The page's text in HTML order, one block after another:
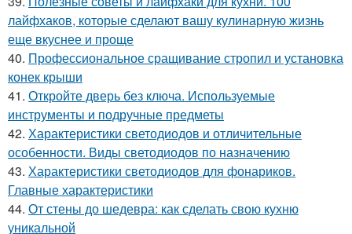
лайфхаков, которые сделают вашу кулинарную жизнь
еще вкуснее и проще
40. Профессиональное сращивание стропил и установка
конек крыши
41. Откройте дверь без ключа. Используемые
инструменты и подручные предметы
42. Характеристики светодиодов и отличительные
особенности. Виды светодиодов по назначению
43. Характеристики светодиодов для фонариков.
Главные характеристики
44. От стены до шедевра: как сделать свою кухню
уникальной